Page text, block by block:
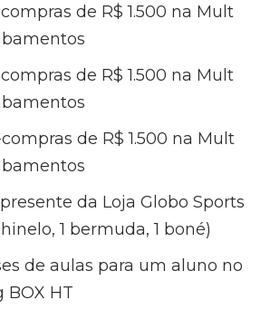
de R$ 1.500 na Mult
de R$ 1.500 na Mult
de R$ 1.500 na Mult
da Loja Globo Sports
1 bermuda, 1 boné)
de aulas para um aluno no
BOX HT